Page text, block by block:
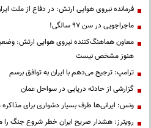
فرمانده نیروی هوایی ارتش: در دفاع از ملت
ماجراجویی در سن ۹۷ سالگی!
معاون هماهنگ‌کننده نیروی هوایی ارتش:
هنوز مشخص نیست
ترامپ: ترجیح می‌دهم با ایران به توافق برسم
گزارشی از حادثه دریایی در سواحل عمان
ونس: ایرانی‌ها طرف بسیار دشواری برای
رویترز: هشدار صریح ایران خطر شروع جنگ را